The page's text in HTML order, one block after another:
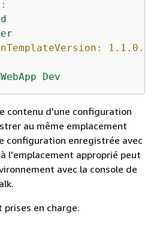
1.1 .0 .0
WebApp Dev
contenu d'une configuration
au même emplacement
configuration enregistrée avec
l'emplacement approprié peut
avec la console de
prises en charge.